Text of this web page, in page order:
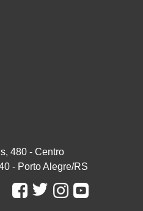
480 - Centro
- Porto Alegre/RS